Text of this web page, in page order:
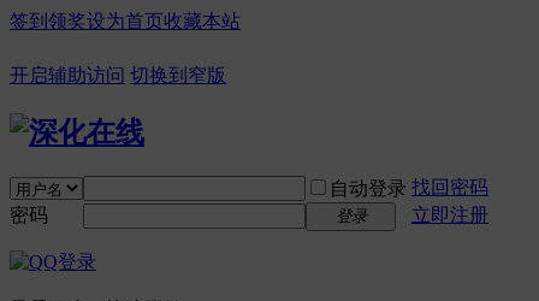
签到领奖设为首页收藏本站
开启辅助访问 切换到窄版
自动登录 找回密码
密码
登录 立即注册